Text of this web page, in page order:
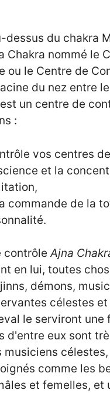
dessus du chakra
Chakra nommé le
ou le Centre de
du nez entre
un centre de
:
vos centres de
et la
commande de la
contrôleAjna
en lui, toutes
démons,
célestes
le serviront une
d'entre eux sont
musiciens
comme les
et femelles, et